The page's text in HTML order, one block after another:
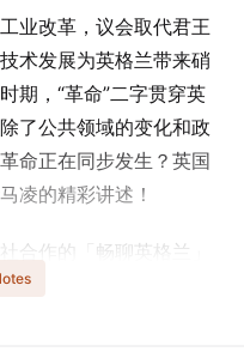
业改革，议会取代君王
术发展为英格兰带来硝
期，“革命”二字贯穿英
了公共领域的变化和政
命正在同步发生？英国
凌的精彩讲述！
合作的「畅聊英格兰」
兰史六部曲”感兴趣，